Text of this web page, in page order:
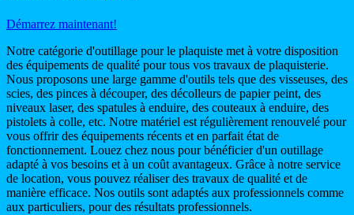
Démarrez maintenant!
Notre catégorie d'outillage pour le plaquiste met à votre disposition
des équipements de qualité pour tous vos travaux de plaquisterie.
Nous proposons une large gamme d'outils tels que des visseuses, des
scies, des pinces à découper, des décolleurs de papier peint, des
niveaux laser, des spatules à enduire, des couteaux à enduire, des
pistolets à colle, etc. Notre matériel est régulièrement renouvelé pour
vous offrir des équipements récents et en parfait état de
fonctionnement. Louez chez nous pour bénéficier d'un outillage
adapté à vos besoins et à un coût avantageux. Grâce à notre service
de location, vous pouvez réaliser des travaux de qualité et de
manière efficace. Nos outils sont adaptés aux professionnels comme
aux particuliers, pour des résultats professionnels.